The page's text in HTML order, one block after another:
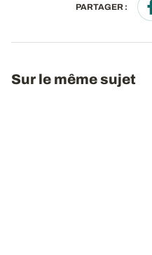
PARTAGER :
Sur le même sujet